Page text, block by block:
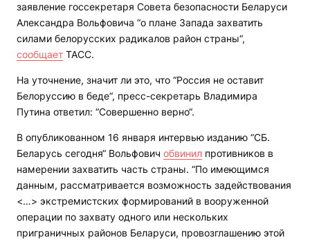
заявление госсекретаря Совета безопасности Беларуси
Александра Вольфовича “о плане Запада захватить
силами белорусских радикалов район страны“,
сообщает ТАСС.
На уточнение, значит ли это, что “Россия не оставит
Белоруссию в беде“, пресс-секретарь Владимира
Путина ответил: “Совершенно верно“.
В опубликованном 16 января интервью изданию “СБ.
Беларусь сегодня“ Вольфович обвинил противников в
намерении захватить часть страны. “По имеющимся
данным, рассматривается возможность задействования
<…> экстремистских формирований в вооруженной
операции по захвату одного или нескольких
приграничных районов Беларуси, провозглашению этой